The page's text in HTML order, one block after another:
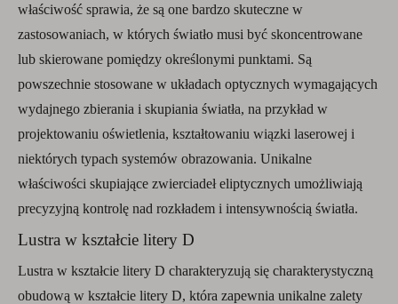
właściwość sprawia, że ​​są one bardzo skuteczne w
zastosowaniach, w których światło musi być skoncentrowane
lub skierowane pomiędzy określonymi punktami. Są
powszechnie stosowane w układach optycznych wymagających
wydajnego zbierania i skupiania światła, na przykład w
projektowaniu oświetlenia, kształtowaniu wiązki laserowej i
niektórych typach systemów obrazowania. Unikalne
właściwości skupiające zwierciadeł eliptycznych umożliwiają
precyzyjną kontrolę nad rozkładem i intensywnością światła.
Lustra w kształcie litery D
Lustra w kształcie litery D charakteryzują się charakterystyczną
obudową w kształcie litery D, która zapewnia unikalne zalety